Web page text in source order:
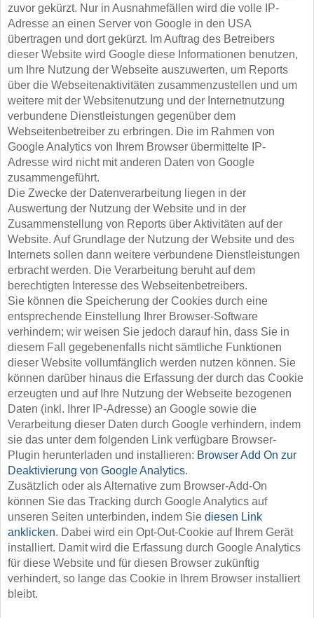
zuvor gekürzt. Nur in Ausnahmefällen wird die volle IP-
Adresse an einen Server von Google in den USA
übertragen und dort gekürzt. Im Auftrag des Betreibers
dieser Website wird Google diese Informationen benutzen,
um Ihre Nutzung der Webseite auszuwerten, um Reports
über die Webseitenaktivitäten zusammenzustellen und um
weitere mit der Websitenutzung und der Internetnutzung
verbundene Dienstleistungen gegenüber dem
Webseitenbetreiber zu erbringen. Die im Rahmen von
Google Analytics von Ihrem Browser übermittelte IP-
Adresse wird nicht mit anderen Daten von Google
zusammengeführt.
Die Zwecke der Datenverarbeitung liegen in der
Auswertung der Nutzung der Website und in der
Zusammenstellung von Reports über Aktivitäten auf der
Website. Auf Grundlage der Nutzung der Website und des
Internets sollen dann weitere verbundene Dienstleistungen
erbracht werden. Die Verarbeitung beruht auf dem
berechtigten Interesse des Webseitenbetreibers.
Sie können die Speicherung der Cookies durch eine
entsprechende Einstellung Ihrer Browser-Software
verhindern; wir weisen Sie jedoch darauf hin, dass Sie in
diesem Fall gegebenenfalls nicht sämtliche Funktionen
dieser Website vollumfänglich werden nutzen können. Sie
können darüber hinaus die Erfassung der durch das Cookie
erzeugten und auf Ihre Nutzung der Webseite bezogenen
Daten (inkl. Ihrer IP-Adresse) an Google sowie die
Verarbeitung dieser Daten durch Google verhindern, indem
sie das unter dem folgenden Link verfügbare Browser-
Plugin herunterladen und installieren: Browser Add On zur
Deaktivierung von Google Analytics.
Zusätzlich oder als Alternative zum Browser-Add-On
können Sie das Tracking durch Google Analytics auf
unseren Seiten unterbinden, indem Sie diesen Link
anklicken. Dabei wird ein Opt-Out-Cookie auf Ihrem Gerät
installiert. Damit wird die Erfassung durch Google Analytics
für diese Website und für diesen Browser zukünftig
verhindert, so lange das Cookie in Ihrem Browser installiert
bleibt.